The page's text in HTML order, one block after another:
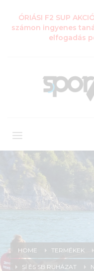
ÓRIÁSI F2 SUP
számon ingyenes
elfogadás
HOME TERMÉKEK
SÍ ÉS SB RUHÁZAT